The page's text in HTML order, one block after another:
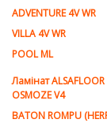
ADVENTURE 4V WR
VILLA 4V WR
POOL ML
Ламiнат ALSAFLOOR
OSMOZE V4
BATON ROMPU